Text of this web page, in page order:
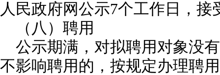
人民政府网公示7个工作日，接
（八）聘用
公示期满，对拟聘用对象没
不影响聘用的，按规定办理聘